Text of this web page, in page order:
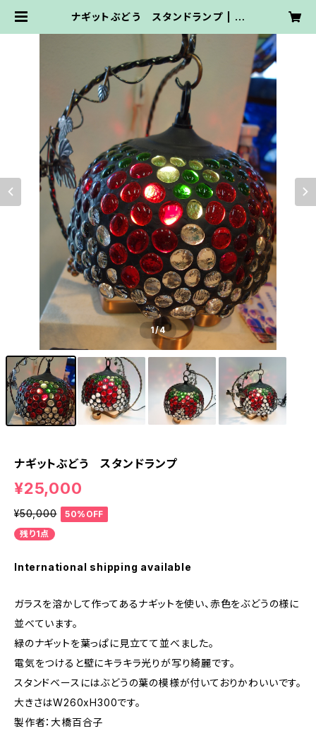
ナギットぶどう スタンドランプ | ワ
1/4
ナギットぶどう スタンドランプ
¥25,000
¥50,000
50%OFF
残り1点
International shipping available
ガラスを溶かして作ってあるナギットを使い、赤色をぶどうの様に
並べています。
緑のナギットを葉っぱに見立てて並べました。
電気をつけると壁にキラキラ光りが写り綺麗です。
スタンドベースにはぶどうの葉の模様が付いておりかわいいです。
大きさはW260xH300です。
製作者：大橋百合子